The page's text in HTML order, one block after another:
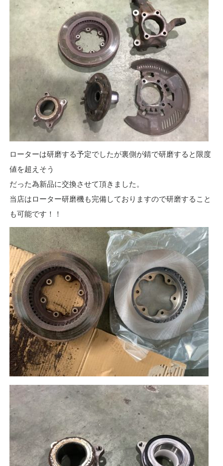
ローターは研磨する予定でしたが裏側が錆で研磨すると限度
値を超えそう
だった為新品に交換させて頂きました。
当店はローター研磨機も完備しておりますので研磨すること
も可能です！！